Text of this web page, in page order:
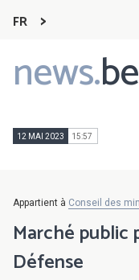
FR
news.
Main
navigation
12 MAI 2023 15:57
Appartient à Conseil des
Marché public
Défense